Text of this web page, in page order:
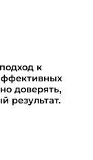
к
доверять,
результат.